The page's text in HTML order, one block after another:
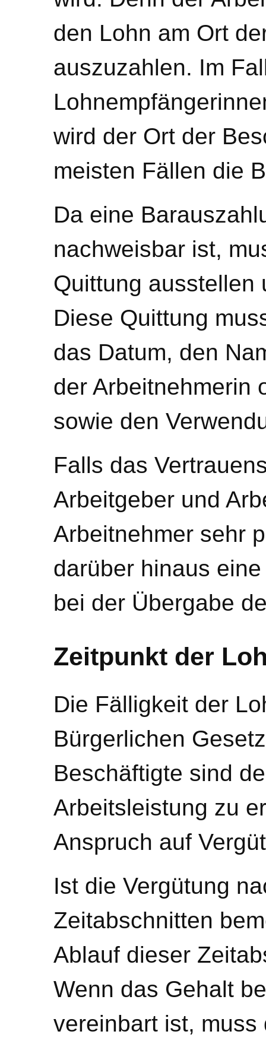
den Lohn am Ort
auszuzahlen. Im
wird der Ort der
meisten Fällen die
Da eine
nachweisbar ist,
Quittung ausstellen
Diese Quittung
das Datum, den
der Arbeitnehmerin
sowie den
Falls das
Arbeitgeber und
Arbeitnehmer sehr
darüber hinaus
bei der Übergabe
Zeitpunkt der
Die Fälligkeit der
Bürgerlichen
Beschäftigte sind
Arbeitsleistung zu
Anspruch auf
Ist die Vergütung
Zeitabschnitten
Ablauf dieser
Wenn das Gehalt
vereinbart ist,